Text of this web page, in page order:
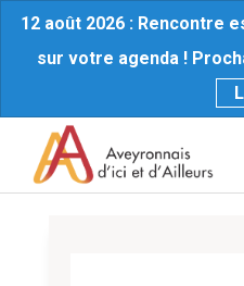
12 août 2026 : Rencontre
sur votre agenda !